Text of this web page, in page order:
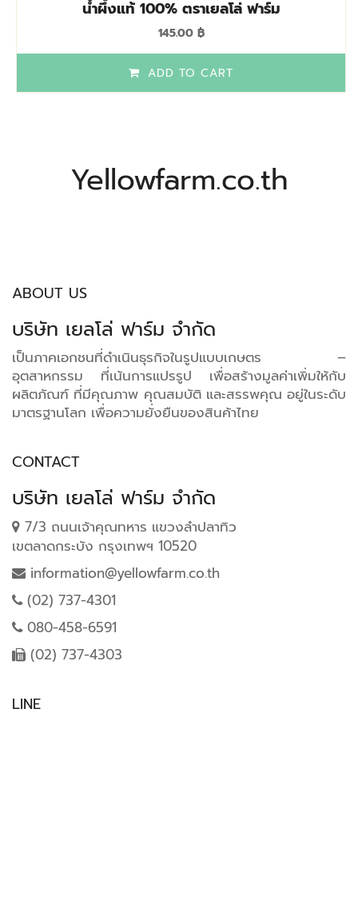
of
น้ำผึ้งแท้ 100% ตราเยลโล่ ฟาร์ม
145.00 ฿
ADD TO CART
Yellowfarm.co.th
ABOUT US
บริษัท เยลโล่ ฟาร์ม จำกัด
เป็นภาคเอกชนที่ดำเนินธุรกิจในรูปแบบเกษตร –
อุตสาหกรรม ที่เน้นการแปรรูป เพื่อสร้างมูลค่าเพิ่มให้กับ
ผลิตภัณฑ์ ที่มีคุณภาพ คุณสมบัติ และสรรพคุณ อยู่ในระดับ
มาตรฐานโลก เพื่อความยั่งยืนของสินค้าไทย
CONTACT
บริษัท เยลโล่ ฟาร์ม จำกัด
7/3 ถนนเจ้าคุณทหาร แขวงลำปลาทิว
เขตลาดกระบัง กรุงเทพฯ 10520
information@yellowfarm.co.th
(02) 737-4301
080-458-6591
(02) 737-4303
LINE